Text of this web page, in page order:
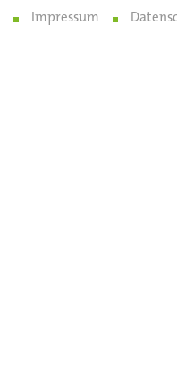
Impressum